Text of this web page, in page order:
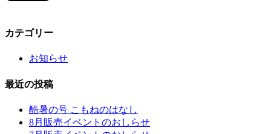
カテゴリー
お知らせ
最近の投稿
酷暑の号 こもねのはなし
8月販売イベントのおしらせ